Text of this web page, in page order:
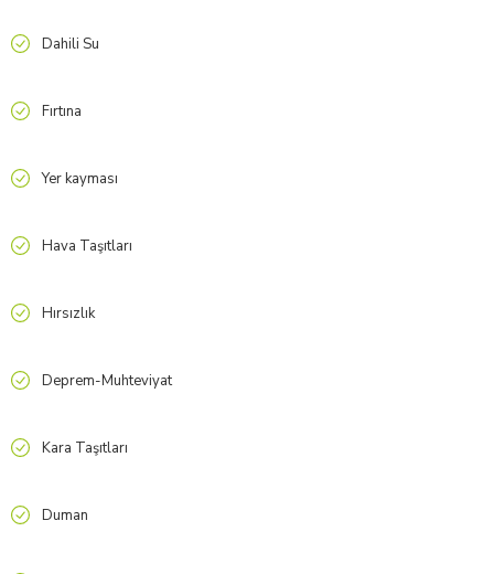
Dahili Su
Fırtına
Yer kayması
Hava Taşıtları
Hırsızlık
Deprem-Muhteviyat
Kara Taşıtları
Duman